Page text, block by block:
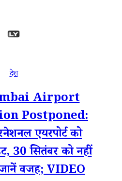
देश
Airport
Postponed:
एयरपोर्ट को
30 सितंबर को नहीं
जानें वजह; VIDEO